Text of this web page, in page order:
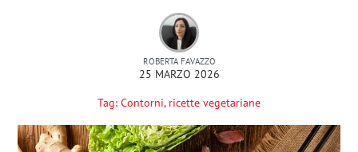
ROBERTA FAVAZZO
25 MARZO 2026
Tag: Contorni, ricette vegetariane